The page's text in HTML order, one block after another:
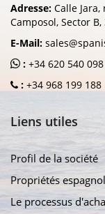
Adresse: Calle Jara,
Camposol, Sector
E-Mail:
: +34 620 540 098
: +34 968 199 188
Liens utiles
Profil de la société
Propriétés
Le processus